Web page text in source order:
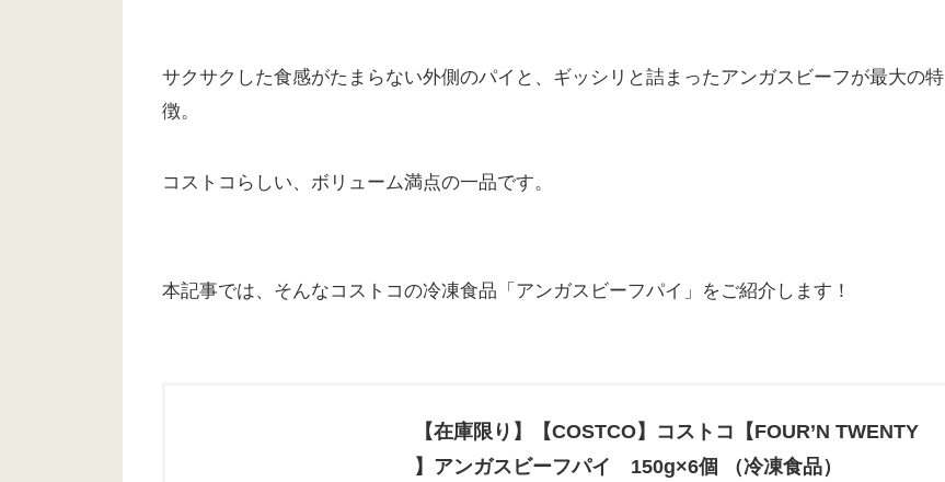
サクサクした食感がたまらない外側のパイと、ギッシリと詰まったアンガスビーフが最大の特
徴。
コストコらしい、ボリューム満点の一品です。
本記事では、そんなコストコの冷凍食品「アンガスビーフパイ」をご紹介します！
【在庫限り】【COSTCO】コストコ【FOUR’N TWENTY
】アンガスビーフパイ 150g×6個 （冷凍食品）